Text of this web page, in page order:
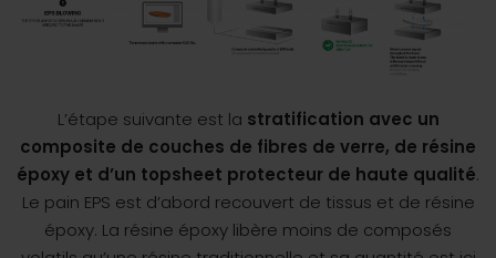
L’étape suivante est la stratification avec un
composite de couches de fibres de verre, de résine
époxy et d’un topsheet protecteur de haute qualité.
Le pain EPS est d’abord recouvert de tissus et de résine
époxy. La résine époxy libère moins de composés